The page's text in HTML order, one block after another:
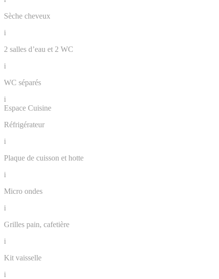
Sèche cheveux
i
2 salles d’eau et 2 WC
i
WC séparés
i
Espace Cuisine
Réfrigérateur
i
Plaque de cuisson et hotte
i
Micro ondes
i
Grilles pain, cafetière
i
Kit vaisselle
i